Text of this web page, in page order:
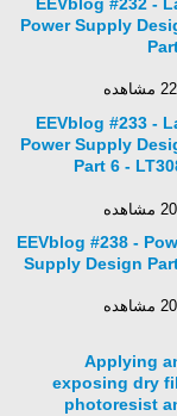
Power Supply
EEVblog #233 -
Power Supply
Part 6 -
EEVblog #238 -
Supply Design
Applying
exposing dry
photoresist